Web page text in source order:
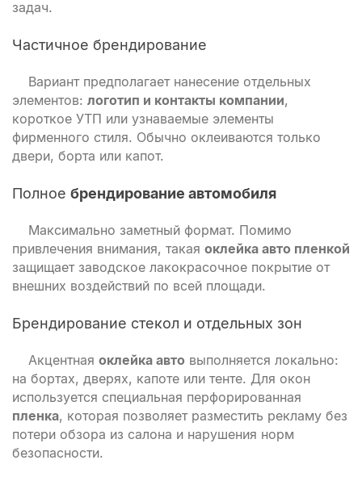
задач.
Частичное брендирование
Вариант предполагает нанесение отдельных
элементов: логотип и контакты компании,
короткое УТП или узнаваемые элементы
фирменного стиля. Обычно оклеиваются только
двери, борта или капот.
Полное брендирование автомобиля
Максимально заметный формат. Помимо
привлечения внимания, такая оклейка авто пленкой
защищает заводское лакокрасочное покрытие от
внешних воздействий по всей площади.
Брендирование стекол и отдельных зон
Акцентная оклейка авто выполняется локально:
на бортах, дверях, капоте или тенте. Для окон
используется специальная перфорированная
пленка, которая позволяет разместить рекламу без
потери обзора из салона и нарушения норм
безопасности.